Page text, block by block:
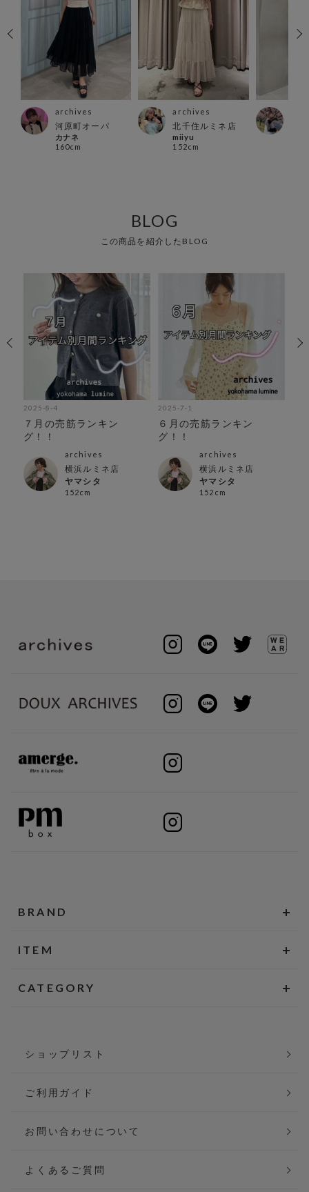
archives
河原町オーパ
カナネ
160cm
archives
北千住ルミネ店
miiyu
152cm
BLOG
この商品を紹介したBLOG
2025-8-4
７月の売筋ランキン
グ！！
archives
横浜ルミネ店
ヤマシタ
152cm
2025-7-1
６月の売筋ランキン
グ！！
archives
横浜ルミネ店
ヤマシタ
152cm
BRAND
ITEM
CATEGORY
ショップリスト
ご利用ガイド
お問い合わせについて
よくあるご質問